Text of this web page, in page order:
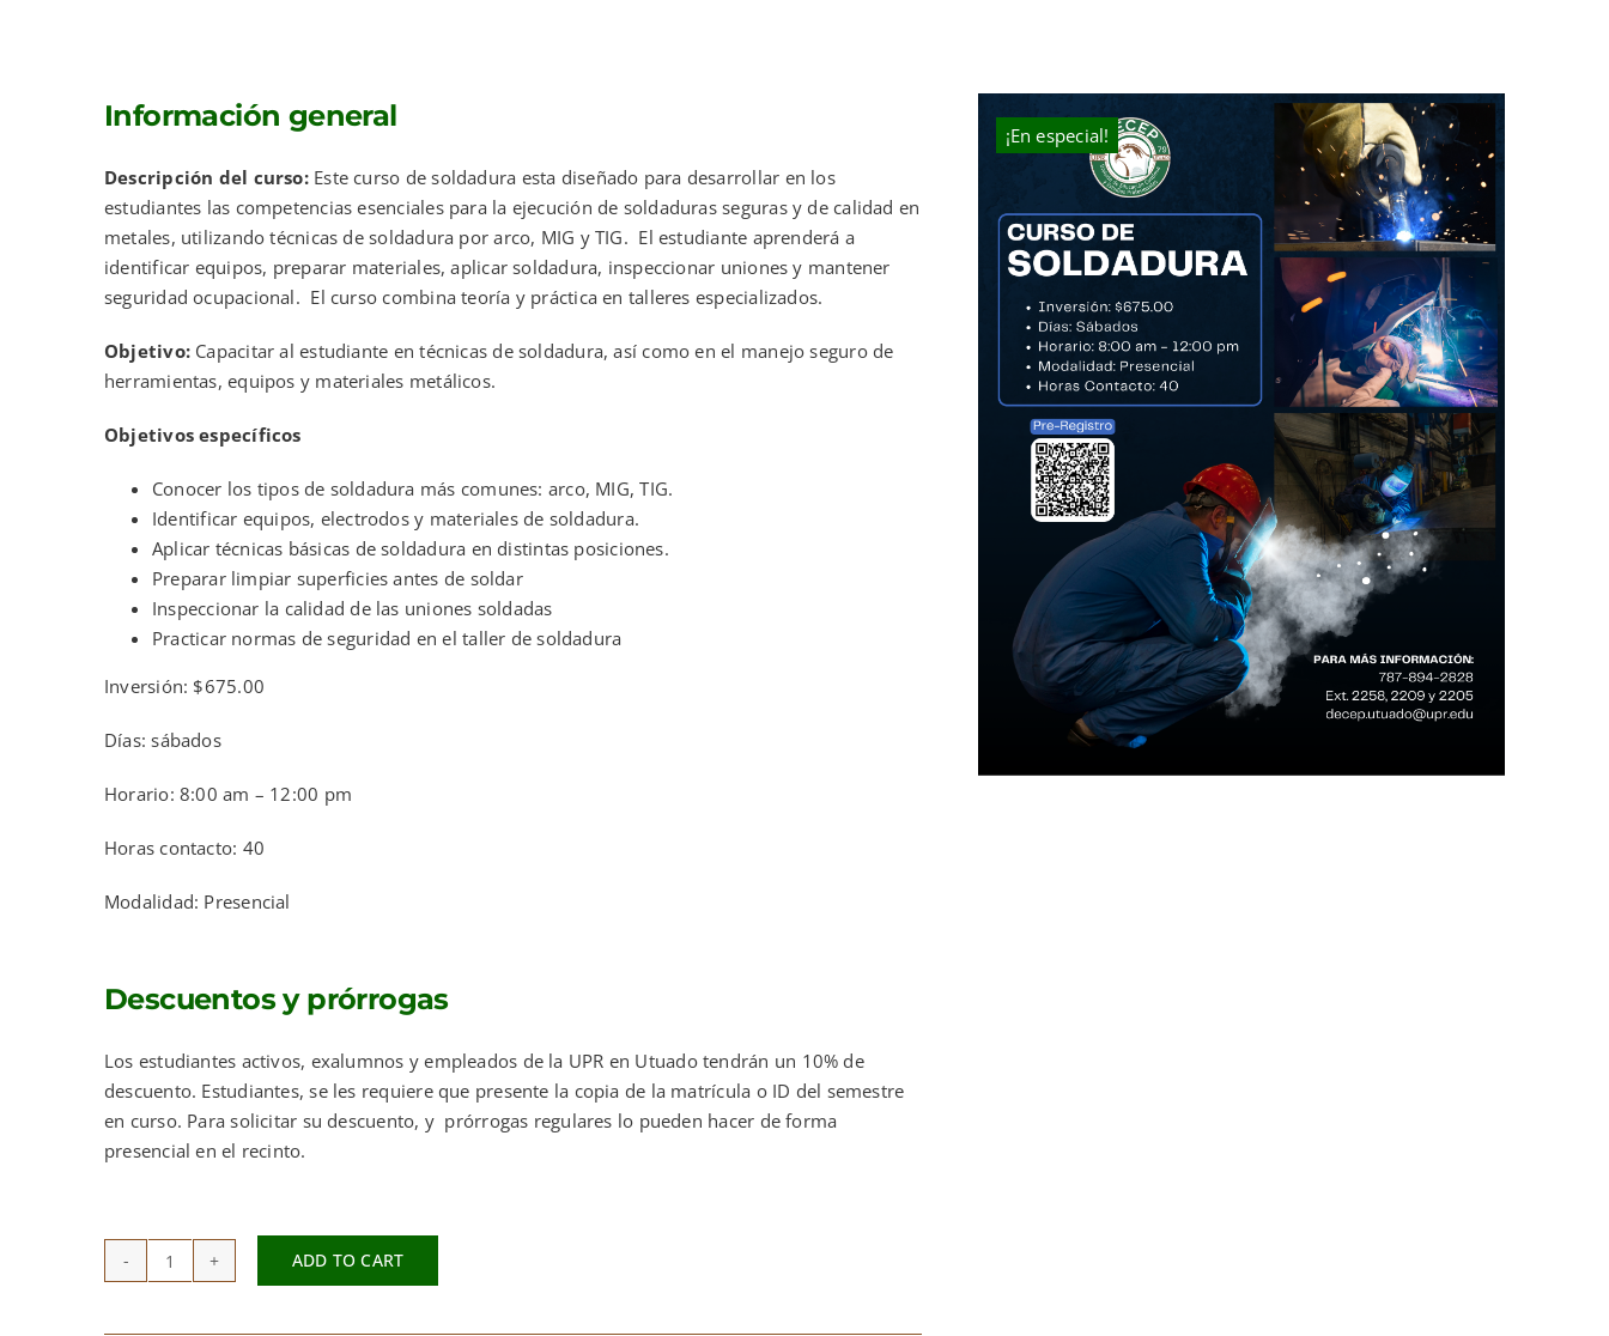
Información general
Descripción del curso:Este curso de soldadura esta diseñado para desarrollar en los
estudiantes las competencias esenciales para la ejecución de soldaduras seguras y de calidad en
metales, utilizando técnicas de soldadura por arco, MIG y TIG. El estudiante aprenderá a
identificar equipos, preparar materiales, aplicar soldadura, inspeccionar uniones y mantener
seguridad ocupacional. El curso combina teoría y práctica en talleres especializados.
Objetivo:Capacitar al estudiante en técnicas de soldadura, así como en el manejo seguro de
herramientas, equipos y materiales metálicos.
Objetivos específicos
Conocer los tipos de soldadura más comunes: arco, MIG, TIG.
Identificar equipos, electrodos y materiales de soldadura.
Aplicar técnicas básicas de soldadura en distintas posiciones.
Preparar limpiar superficies antes de soldar
Inspeccionar la calidad de las uniones soldadas
Practicar normas de seguridad en el taller de soldadura
Inversión: $675.00
Días: sábados
Horario: 8:00 am – 12:00 pm
Horas contacto: 40
Modalidad: Presencial
Descuentos y prórrogas
Los estudiantes activos, exalumnos y empleados de la UPR en Utuado tendrán un 10% de
descuento. Estudiantes, se les requiere que presente la copia de la matrícula o ID del semestre
en curso. Para solicitar su descuento, y prórrogas regulares lo pueden hacer de forma
presencial en el recinto.
Certificado
ADD TO CART
¡En especial!